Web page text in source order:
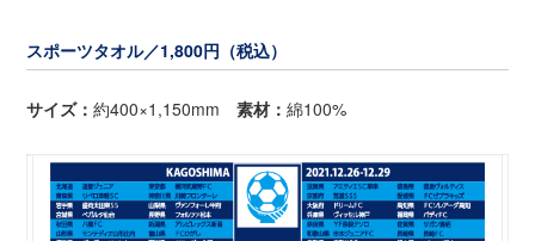
スポーツタオル／1,800円（税込）
サイズ：約400×1,150mm素材：綿100%